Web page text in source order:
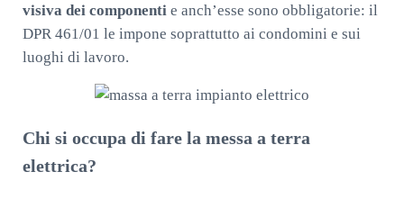
visiva dei componenti e anch’esse sono obbligatorie: il
DPR 461/01 le impone soprattutto ai condomini e sui
luoghi di lavoro.
Chi si occupa di fare la messa a terra
elettrica?